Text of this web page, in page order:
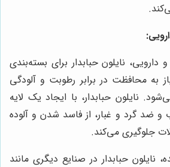
دارویی، نایلون حبابدار برای بسته‌بندی
به محافظت در برابر رطوبت و آلودگی
نایلون حبابدار، با ایجاد یک لایه
ضد گرد و غبار، از فاسد شدن و آلوده
جلوگیری می‌کند.
نایلون حبابدار در صنایع دیگری مانند